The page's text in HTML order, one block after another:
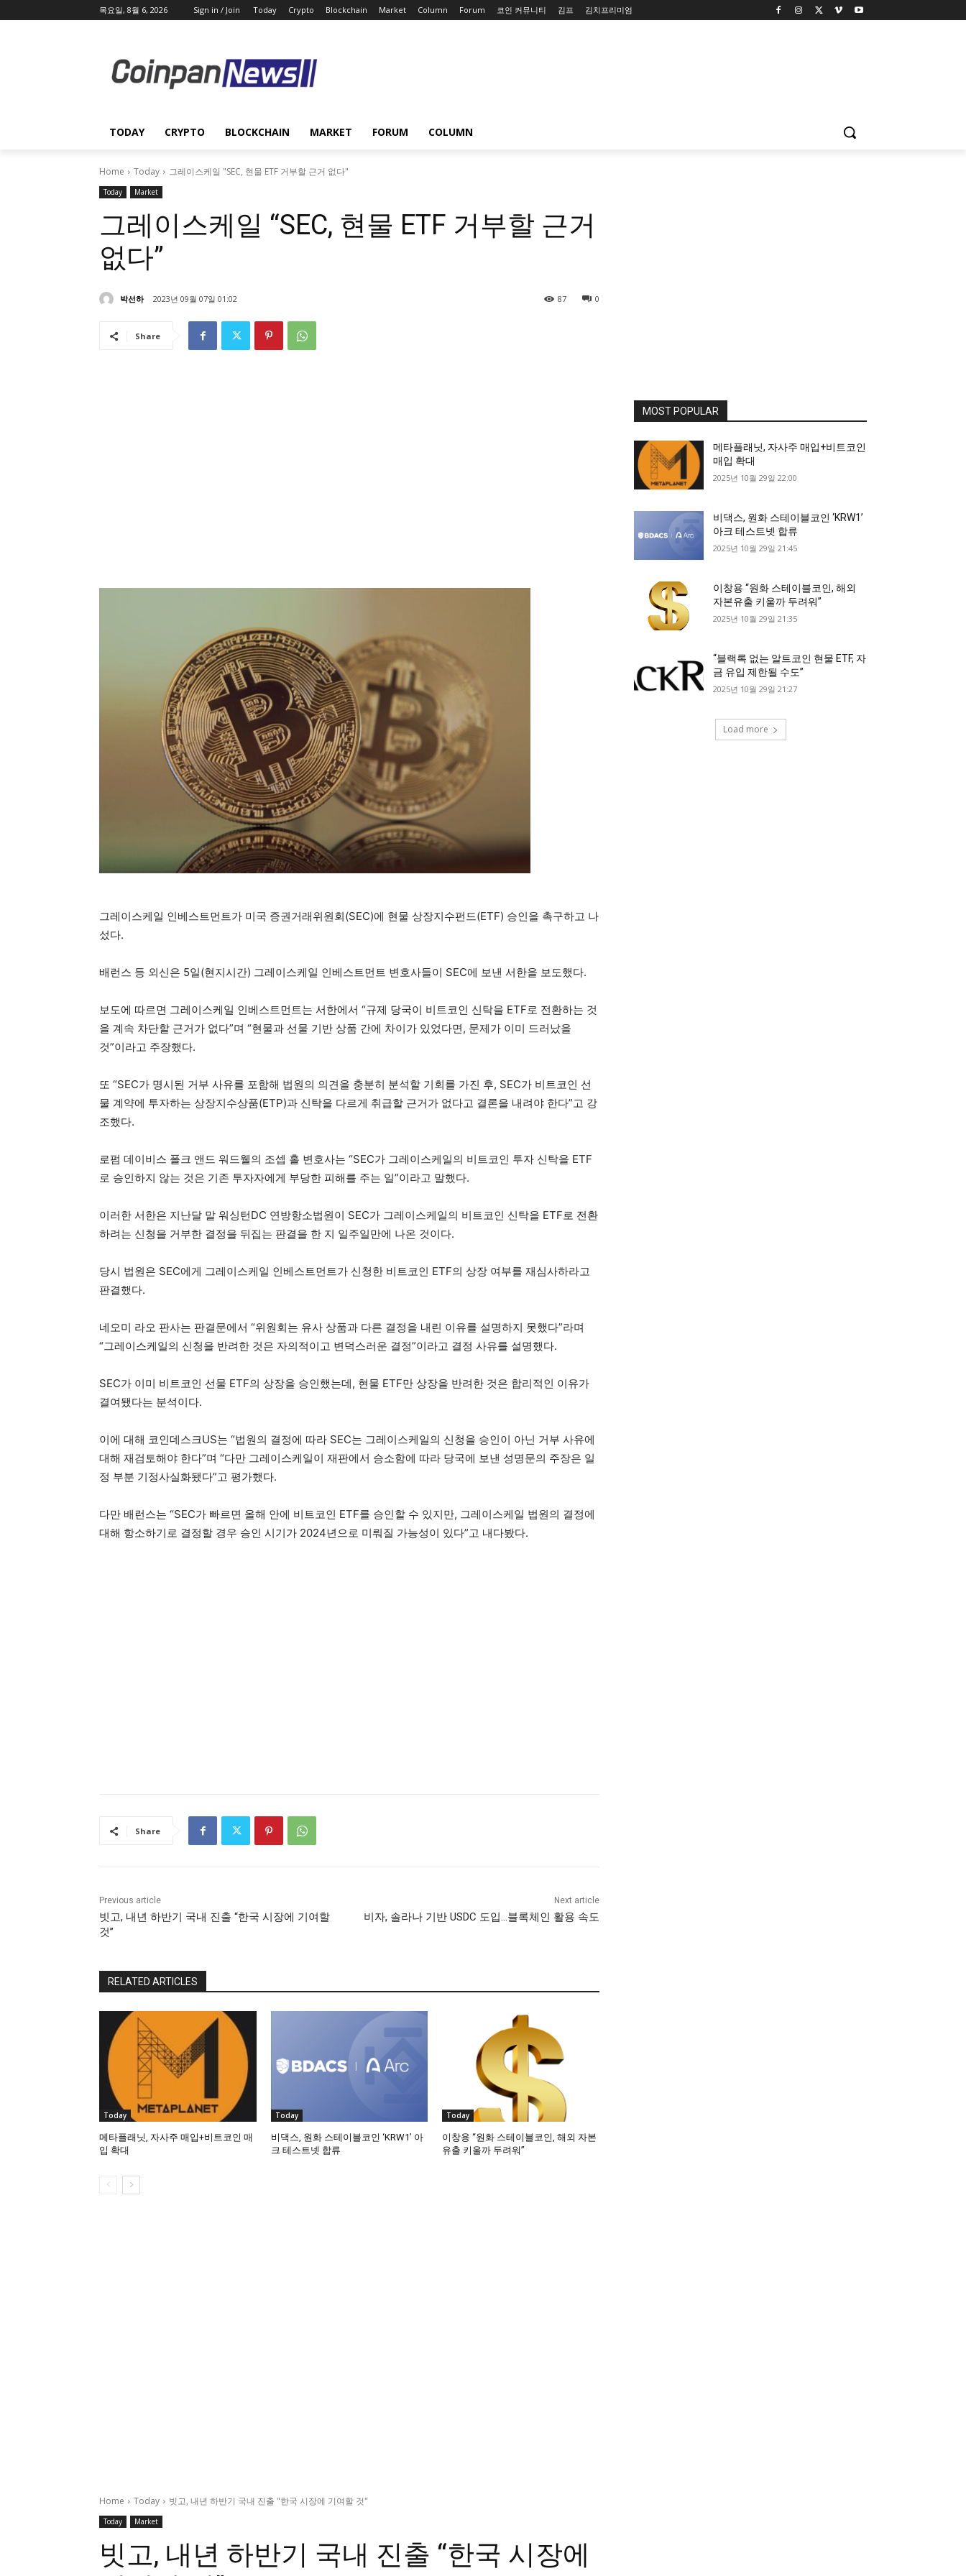
목요일, 8월 6, 2026 Sign in / Join Today Crypto Blockchain Market Column Forum 코인 커뮤니티 김프 김치프리미엄
TODAY CRYPTO BLOCKCHAIN MARKET FORUM COLUMN
Home Today 그레이스케일 "SEC, 현물 ETF 거부할 근거 없다"
Today Market
그레이스케일 “SEC, 현물 ETF 거부할 근거
없다”
박선하 2023년 09월 07일 01:02 0
87
Share
그레이스케일 인베스트먼트가 미국 증권거래위원회(SEC)에 현물 상장지수펀드(ETF) 승인을 촉구하고 나
섰다.
배런스 등 외신은 5일(현지시간) 그레이스케일 인베스트먼트 변호사들이 SEC에 보낸 서한을 보도했다.
보도에 따르면 그레이스케일 인베스트먼트는 서한에서 “규제 당국이 비트코인 신탁을 ETF로 전환하는 것
을 계속 차단할 근거가 없다”며 “현물과 선물 기반 상품 간에 차이가 있었다면, 문제가 이미 드러났을
것”이라고 주장했다.
또 “SEC가 명시된 거부 사유를 포함해 법원의 의견을 충분히 분석할 기회를 가진 후, SEC가 비트코인 선
물 계약에 투자하는 상장지수상품(ETP)과 신탁을 다르게 취급할 근거가 없다고 결론을 내려야 한다”고 강
조했다.
로펌 데이비스 폴크 앤드 워드웰의 조셉 홀 변호사는 “SEC가 그레이스케일의 비트코인 투자 신탁을 ETF
로 승인하지 않는 것은 기존 투자자에게 부당한 피해를 주는 일”이라고 말했다.
이러한 서한은 지난달 말 워싱턴DC 연방항소법원이 SEC가 그레이스케일의 비트코인 신탁을 ETF로 전환
하려는 신청을 거부한 결정을 뒤집는 판결을 한 지 일주일만에 나온 것이다.
당시 법원은 SEC에게 그레이스케일 인베스트먼트가 신청한 비트코인 ETF의 상장 여부를 재심사하라고
판결했다.
네오미 라오 판사는 판결문에서 “위원회는 유사 상품과 다른 결정을 내린 이유를 설명하지 못했다”라며
“그레이스케일의 신청을 반려한 것은 자의적이고 변덕스러운 결정”이라고 결정 사유를 설명했다.
SEC가 이미 비트코인 선물 ETF의 상장을 승인했는데, 현물 ETF만 상장을 반려한 것은 합리적인 이유가
결여됐다는 분석이다.
이에 대해 코인데스크US는 “법원의 결정에 따라 SEC는 그레이스케일의 신청을 승인이 아닌 거부 사유에
대해 재검토해야 한다”며 “다만 그레이스케일이 재판에서 승소함에 따라 당국에 보낸 성명문의 주장은 일
정 부분 기정사실화됐다”고 평가했다.
다만 배런스는 “SEC가 빠르면 올해 안에 비트코인 ETF를 승인할 수 있지만, 그레이스케일 법원의 결정에
대해 항소하기로 결정할 경우 승인 시기가 2024년으로 미뤄질 가능성이 있다”고 내다봤다.
Share
Previous article
빗고, 내년 하반기 국내 진출 “한국 시장에 기여할
것”
Next article
비자, 솔라나 기반 USDC 도입…블록체인 활용 속도
RELATED ARTICLES
Today
메타플래닛, 자사주 매입+비트코인 매
입 확대
Today
비댁스, 원화 스테이블코인 ‘KRW1’ 아
크 테스트넷 합류
Today
이창용 “원화 스테이블코인, 해외 자본
유출 키울까 두려워”
MOST POPULAR
메타플래닛, 자사주 매입+비트코인
매입 확대
2025년 10월 29일 22:00
비댁스, 원화 스테이블코인 ‘KRW1’
아크 테스트넷 합류
2025년 10월 29일 21:45
이창용 “원화 스테이블코인, 해외
자본유출 키울까 두려워”
2025년 10월 29일 21:35
“블랙록 없는 알트코인 현물 ETF, 자
금 유입 제한될 수도”
2025년 10월 29일 21:27
Load more